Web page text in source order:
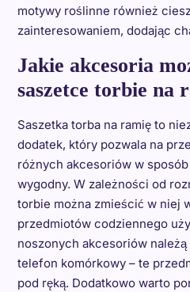
motywy roślinne również
zainteresowaniem, dodając
Jakie akcesoria
saszetce torbie na
Saszetka torba na ramię to
dodatek, który pozwala na
różnych akcesoriów w
wygodny. W zależności od
torbie można zmieścić w niej
przedmiotów codziennego
noszonych akcesoriów
telefon komórkowy – te
pod ręką. Dodatkowo warto